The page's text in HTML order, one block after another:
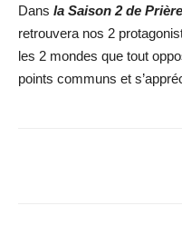
Dans la Saison 2 de
retrouvera nos 2
les 2 mondes que tout
points communs et